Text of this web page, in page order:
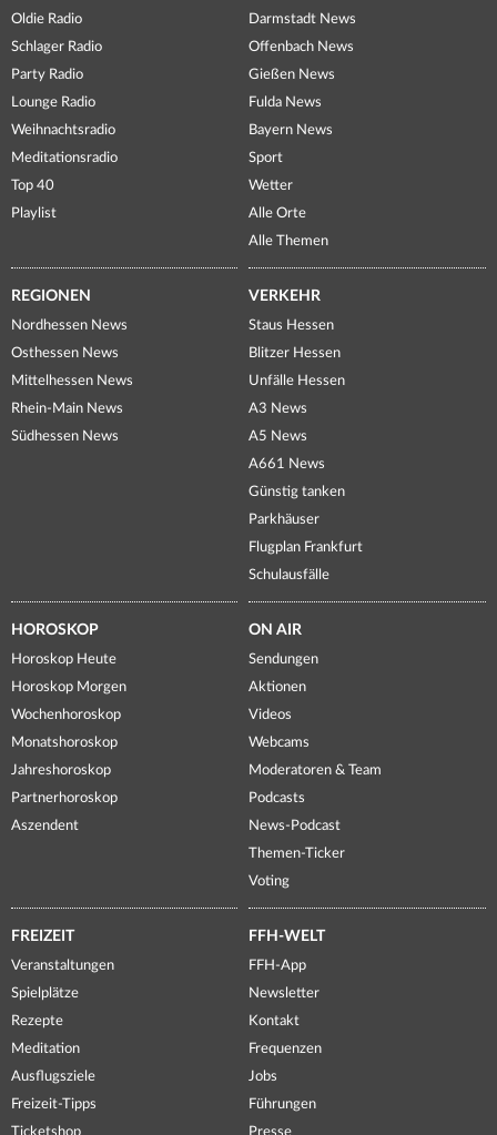
Oldie Radio
Schlager Radio
Party Radio
Lounge Radio
Weihnachtsradio
Meditationsradio
Top 40
Playlist
Darmstadt News
Offenbach News
Gießen News
Fulda News
Bayern News
Sport
Wetter
Alle Orte
Alle Themen
REGIONEN
Nordhessen News
Osthessen News
Mittelhessen News
Rhein-Main News
Südhessen News
VERKEHR
Staus Hessen
Blitzer Hessen
Unfälle Hessen
A3 News
A5 News
A661 News
Günstig tanken
Parkhäuser
Flugplan Frankfurt
Schulausfälle
HOROSKOP
Horoskop Heute
Horoskop Morgen
Wochenhoroskop
Monatshoroskop
Jahreshoroskop
Partnerhoroskop
Aszendent
ON AIR
Sendungen
Aktionen
Videos
Webcams
Moderatoren & Team
Podcasts
News-Podcast
Themen-Ticker
Voting
FREIZEIT
Veranstaltungen
Spielplätze
Rezepte
Meditation
Ausflugsziele
Freizeit-Tipps
Ticketshop
FFH-WELT
FFH-App
Newsletter
Kontakt
Frequenzen
Jobs
Führungen
Presse